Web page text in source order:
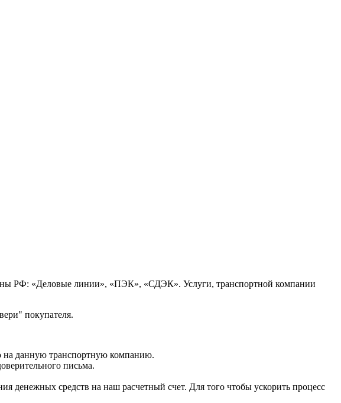
РФ: «Деловые линии», «ПЭК», «СДЭК». Услуги, транспортной компании
покупателя.
на данную транспортную компанию.
письма.
денежных средств на наш расчетный счет. Для того чтобы ускорить процесс